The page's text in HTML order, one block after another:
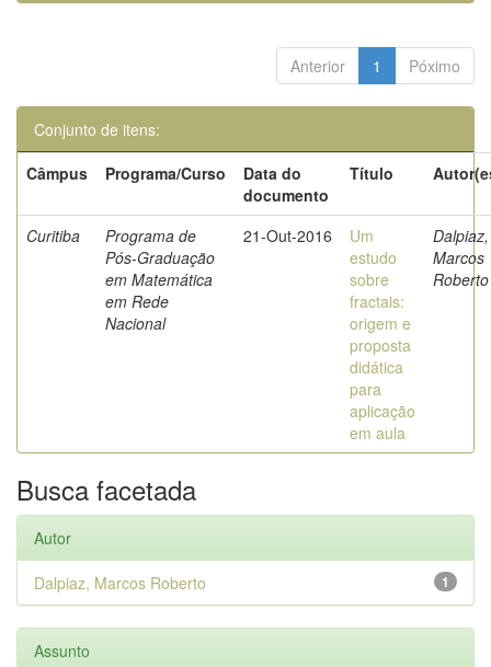
Anterior 1 Póximo
Conjunto de itens:
Câmpus
Programa/Curso
Data do
documento
Título
Curitiba
Programa de
Pós-Graduação
em Matemática
em Rede
Nacional
21-Out-2016
Um
estudo
sobre
fractais:
origem e
proposta
didática
para
aplicação
em aula
Dalpiaz,
Marcos
Roberto
Busca facetada
Autor
1
Dalpiaz, Marcos Roberto
Assunto